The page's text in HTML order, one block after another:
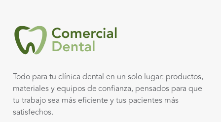
Todo para tu clínica dental en un solo lugar: productos,
materiales y equipos de confianza, pensados para que
tu trabajo sea más eficiente y tus pacientes más
satisfechos.